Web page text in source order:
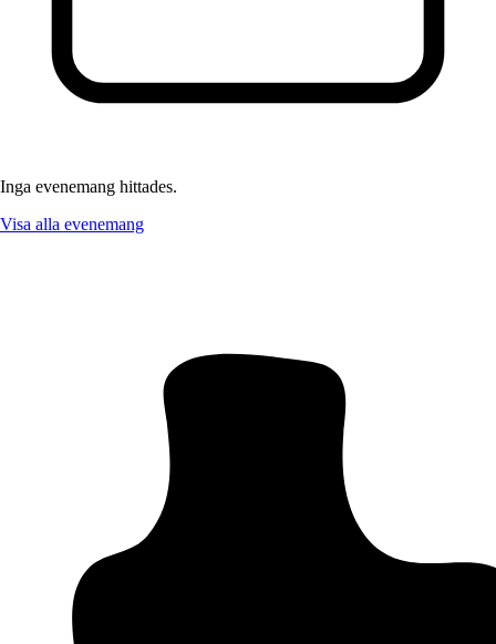
Inga evenemang hittades.
Visa alla evenemang